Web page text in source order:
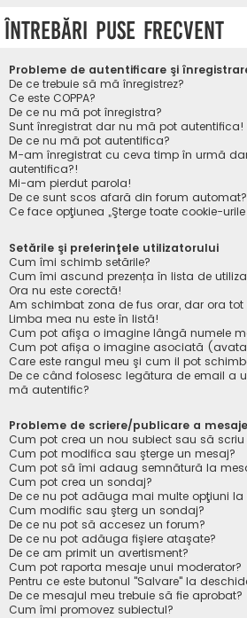
Întrebări puse frecvent
Probleme de autentificare şi
De ce trebuie să mă înregistrez?
Ce este COPPA?
De ce nu mă pot înregistra?
Sunt înregistrat dar nu mă pot autentifica!
De ce nu mă pot autentifica?
M-am înregistrat cu ceva timp în urmă
autentifica?!
Mi-am pierdut parola!
De ce sunt scos afară din forum automat?
Ce face opţiunea „Şterge toate cookie-urile
Setările şi preferinţele utilizatorului
Cum îmi schimb setările?
Cum îmi ascund prezența în lista de
Ora nu este corectă!
Am schimbat zona de fus orar, dar ora tot
Limba mea nu este în listă!
Cum pot afişa o imagine lângă numele
Cum pot afișa o imagine asociată
Care este rangul meu şi cum il pot
De ce când folosesc legătura de email a
mă autentific?
Probleme de scriere/publicare a
Cum pot crea un nou subiect sau să
Cum pot modifica sau şterge un mesaj?
Cum pot să îmi adaug semnătură la
Cum pot crea un sondaj?
De ce nu pot adăuga mai multe opţiuni la
Cum modific sau şterg un sondaj?
De ce nu pot să accesez un forum?
De ce nu pot adăuga fişiere ataşate?
De ce am primit un avertisment?
Cum pot raporta mesaje unui moderator?
Pentru ce este butonul "Salvare" la
De ce mesajul meu trebuie să fie aprobat?
Cum îmi promovez subiectul?